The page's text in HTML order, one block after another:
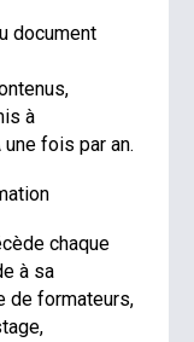
document
à
une fois par an.
chaque
à sa
de formateurs,